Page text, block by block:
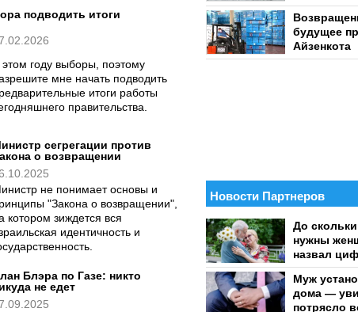
подводить итоги
этом году выборы, поэтому
мне начать подводить
итоги работы
правительства.
сегрегации против
о возвращении
не понимает основы и
"Закона о возвращении",
котором зиждется вся
идентичность и
Блэра по Газе: никто
не едет
будущее
Айзенкота